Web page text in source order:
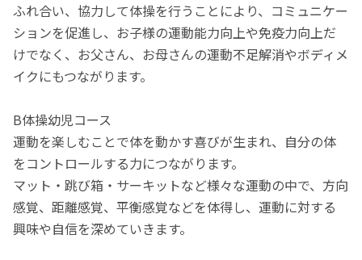
ふれ合い、協力して体操を行うことにより、コミュニケー
ションを促進し、お子様の運動能力向上や免疫力向上だ
けでなく、お父さん、お母さんの運動不足解消やボディメ
イクにもつながります。
B体操幼児コース
運動を楽しむことで体を動かす喜びが生まれ、自分の体
をコントロールする力につながります。
マット・跳び箱・サーキットなど様々な運動の中で、方向
感覚、距離感覚、平衡感覚などを体得し、運動に対する
興味や自信を深めていきます。